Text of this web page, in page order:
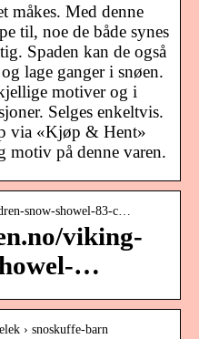
måkes. Med denne
til, noe de både synes
Spaden kan de også
lage ganger i snøen.
motiver og i
Selges enkeltvis.
via «Kjøp & Hent»
motiv på denne varen.
snow-showel-83-c…
viking-
…
› snoskuffe-barn